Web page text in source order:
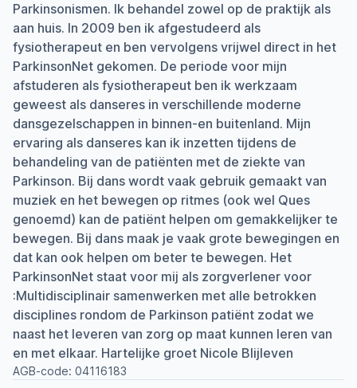
Parkinsonismen. Ik behandel zowel op de praktijk als
aan huis. In 2009 ben ik afgestudeerd als
fysiotherapeut en ben vervolgens vrijwel direct in het
ParkinsonNet gekomen. De periode voor mijn
afstuderen als fysiotherapeut ben ik werkzaam
geweest als danseres in verschillende moderne
dansgezelschappen in binnen-en buitenland. Mijn
ervaring als danseres kan ik inzetten tijdens de
behandeling van de patiënten met de ziekte van
Parkinson. Bij dans wordt vaak gebruik gemaakt van
muziek en het bewegen op ritmes (ook wel Ques
genoemd) kan de patiënt helpen om gemakkelijker te
bewegen. Bij dans maak je vaak grote bewegingen en
dat kan ook helpen om beter te bewegen. Het
ParkinsonNet staat voor mij als zorgverlener voor
:Multidisciplinair samenwerken met alle betrokken
disciplines rondom de Parkinson patiënt zodat we
naast het leveren van zorg op maat kunnen leren van
en met elkaar. Hartelijke groet Nicole Blijleven
AGB-code: 04116183